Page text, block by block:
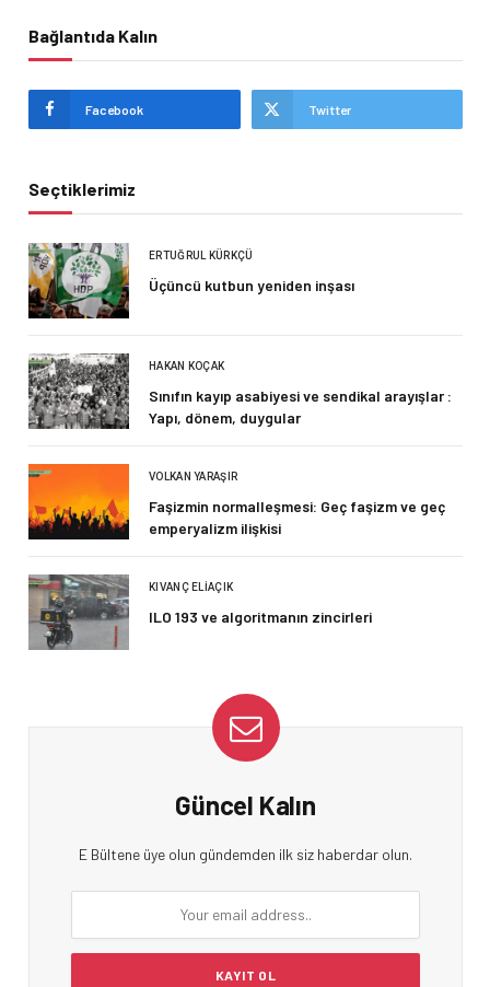
Bağlantıda Kalın
Facebook Twitter
Seçtiklerimiz
ERTUĞRUL KÜRKÇÜ
Üçüncü kutbun yeniden inşası
HAKAN KOÇAK
Sınıfın kayıp asabiyesi ve sendikal arayışlar :
Yapı, dönem, duygular
VOLKAN YARAŞIR
Faşizmin normalleşmesi: Geç faşizm ve geç
emperyalizm ilişkisi
KIVANÇ ELIAÇIK
ILO 193 ve algoritmanın zincirleri
Güncel Kalın
E Bültene üye olun gündemden ilk siz haberdar olun.